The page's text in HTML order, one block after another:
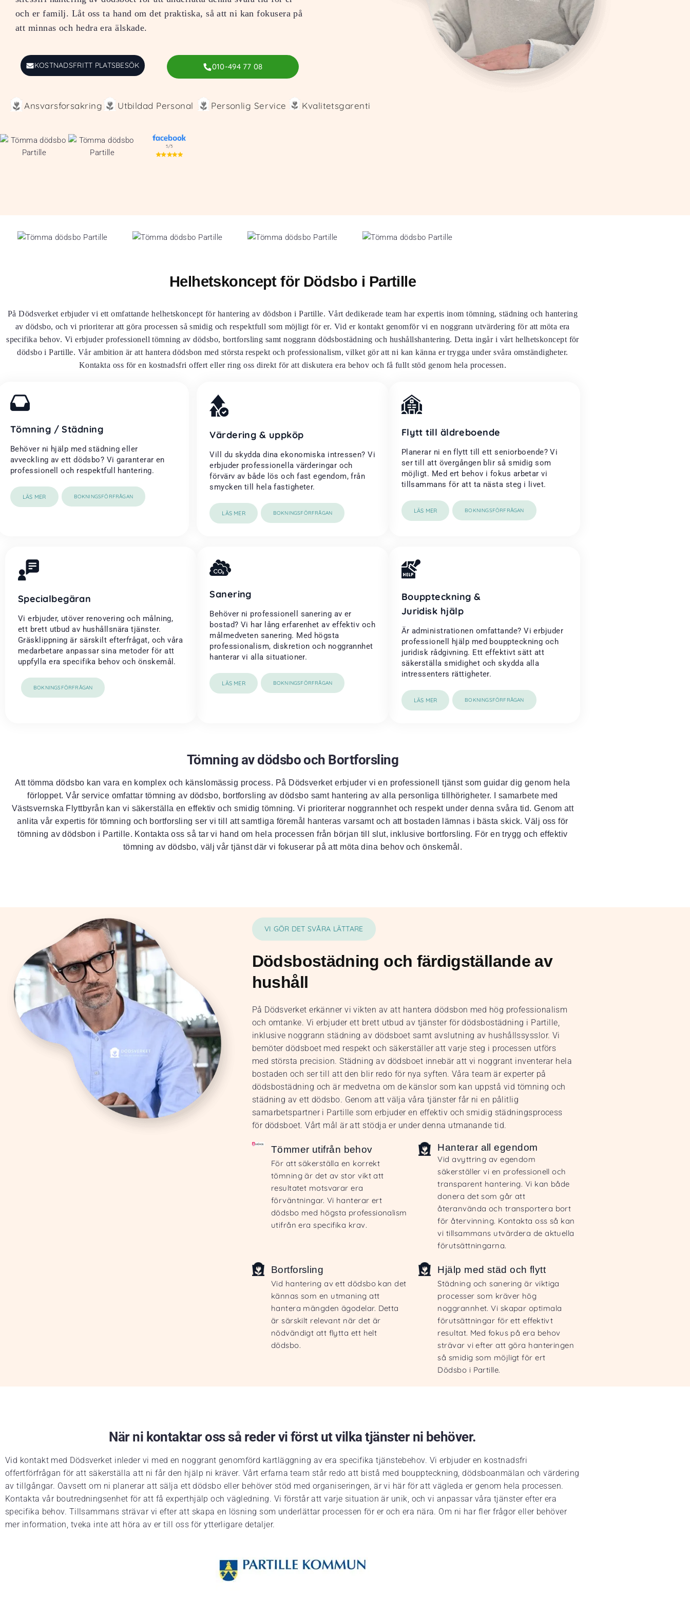
och er familj. Låt oss ta hand om det praktiska, så att ni kan fokusera på
att minnas och hedra era älskade.
KOSTNADSFRITT PLATSBESÖK 010-494 77 08
Ansvarsforsakring Utbildad Personal Personlig Service Kvalitetsgarenti
Helhetskoncept för Dödsbo i Partille
På Dödsverket erbjuder vi ett omfattande helhetskoncept för hantering av dödsbon i Partille. Vårt dedikerade team har expertis inom tömning, städning och hantering
av dödsbo, och vi prioriterar att göra processen så smidig och respektfull som möjligt för er. Vid er kontakt genomför vi en noggrann utvärdering för att möta era
specifika behov. Vi erbjuder professionell tömning av dödsbo, bortforsling samt noggrann dödsbostädning och hushållshantering. Detta ingår i vårt helhetskoncept för
dödsbo i Partille. Vår ambition är att hantera dödsbon med största respekt och professionalism, vilket gör att ni kan känna er trygga under svåra omständigheter.
Kontakta oss för en kostnadsfri offert eller ring oss direkt för att diskutera era behov och få fullt stöd genom hela processen.
Tömning / Städning
Behöver ni hjälp med städning eller
avveckling av ett dödsbo? Vi garanterar en
professionell och respektfull hantering.
LÄS MER BOKNINGSFÖRFRÅGAN
Värdering & uppköp
Vill du skydda dina ekonomiska intressen? Vi
erbjuder professionella värderingar och
förvärv av både lös och fast egendom, från
smycken till hela fastigheter.
LÄS MER BOKNINGSFÖRFRÅGAN
Flytt till äldreboende
Planerar ni en flytt till ett seniorboende? Vi
ser till att övergången blir så smidig som
möjligt. Med ert behov i fokus arbetar vi
tillsammans för att ta nästa steg i livet.
LÄS MER BOKNINGSFÖRFRÅGAN
Specialbegäran
Vi erbjuder, utöver renovering och målning,
ett brett utbud av hushållsnära tjänster.
Gräsklippning är särskilt efterfrågat, och våra
medarbetare anpassar sina metoder för att
uppfylla era specifika behov och önskemål.
BOKNINGSFÖRFRÅGAN
Sanering
Behöver ni professionell sanering av er
bostad? Vi har lång erfarenhet av effektiv och
målmedveten sanering. Med högsta
professionalism, diskretion och noggrannhet
hanterar vi alla situationer.
LÄS MER BOKNINGSFÖRFRÅGAN
Bouppteckning &
Juridisk hjälp
Är administrationen omfattande? Vi erbjuder
professionell hjälp med bouppteckning och
juridisk rådgivning. Ett effektivt sätt att
säkerställa smidighet och skydda alla
intressenters rättigheter.
LÄS MER BOKNINGSFÖRFRÅGAN
Tömning av dödsbo och Bortforsling
Att tömma dödsbo kan vara en komplex och känslomässig process. På Dödsverket erbjuder vi en professionell tjänst som guidar dig genom hela
förloppet. Vår service omfattar tömning av dödsbo, bortforsling av dödsbo samt hantering av alla personliga tillhörigheter. I samarbete med
Västsvernska Flyttbyrån kan vi säkerställa en effektiv och smidig tömning. Vi prioriterar noggrannhet och respekt under denna svåra tid. Genom att
anlita vår expertis för tömning och bortforsling ser vi till att samtliga föremål hanteras varsamt och att bostaden lämnas i bästa skick. Välj oss för
tömning av dödsbon i Partille. Kontakta oss så tar vi hand om hela processen från början till slut, inklusive bortforsling. För en trygg och effektiv
tömning av dödsbo, välj vår tjänst där vi fokuserar på att möta dina behov och önskemål.
VI GÖR DET SVÅRA LÄTTARE
Dödsbostädning och färdigställande av
hushåll
På Dödsverket erkänner vi vikten av att hantera dödsbon med hög professionalism
och omtanke. Vi erbjuder ett brett utbud av tjänster för dödsbostädning i Partille,
inklusive noggrann städning av dödsboet samt avslutning av hushållssysslor. Vi
bemöter dödsboet med respekt och säkerställer att varje steg i processen utförs
med största precision. Städning av dödsboet innebär att vi noggrant inventerar hela
bostaden och ser till att den blir redo för nya syften. Våra team är experter på
dödsbostädning och är medvetna om de känslor som kan uppstå vid tömning och
städning av ett dödsbo. Genom att välja våra tjänster får ni en pålitlig
samarbetspartner i Partille som erbjuder en effektiv och smidig städningsprocess
för dödsboet. Vårt mål är att stödja er under denna utmanande tid.
Tömmer utifrån behov
För att säkerställa en korrekt
tömning är det av stor vikt att
resultatet motsvarar era
förväntningar. Vi hanterar ert
dödsbo med högsta professionalism
utifrån era specifika krav.
Hanterar all egendom
Vid avyttring av egendom
säkerställer vi en professionell och
transparent hantering. Vi kan både
donera det som går att
återanvända och transportera bort
för återvinning. Kontakta oss så kan
vi tillsammans utvärdera de aktuella
förutsättningarna.
Bortforsling
Vid hantering av ett dödsbo kan det
kännas som en utmaning att
hantera mängden ägodelar. Detta
är särskilt relevant när det är
nödvändigt att flytta ett helt
dödsbo.
Hjälp med städ och flytt
Städning och sanering är viktiga
processer som kräver hög
noggrannhet. Vi skapar optimala
förutsättningar för ett effektivt
resultat. Med fokus på era behov
strävar vi efter att göra hanteringen
så smidig som möjligt för ert
Dödsbo i Partille.
När ni kontaktar oss så reder vi först ut vilka tjänster ni behöver.
Vid kontakt med Dödsverket inleder vi med en noggrant genomförd kartläggning av era specifika tjänstebehov. Vi erbjuder en kostnadsfri
offertförfrågan för att säkerställa att ni får den hjälp ni kräver. Vårt erfarna team står redo att bistå med bouppteckning, dödsboanmälan och värdering
av tillgångar. Oavsett om ni planerar att sälja ett dödsbo eller behöver stöd med organiseringen, är vi här för att vägleda er genom hela processen.
Kontakta vår boutredningsenhet för att få experthjälp och vägledning. Vi förstår att varje situation är unik, och vi anpassar våra tjänster efter era
specifika behov. Tillsammans strävar vi efter att skapa en lösning som underlättar processen för er och era nära. Om ni har fler frågor eller behöver
mer information, tveka inte att höra av er till oss för ytterligare detaljer.